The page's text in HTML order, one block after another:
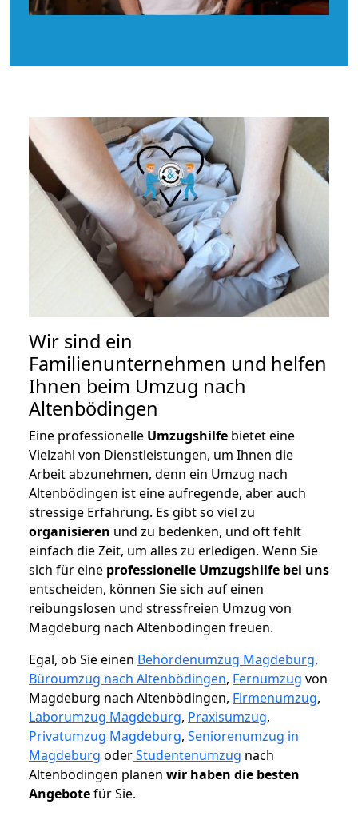
Wir sind ein
Familienunternehmen und helfen
Ihnen beim Umzug nach
Altenbödingen
Eine professionelle Umzugshilfe bietet eine
Vielzahl von Dienstleistungen, um Ihnen die
Arbeit abzunehmen, denn ein Umzug nach
Altenbödingen ist eine aufregende, aber auch
stressige Erfahrung. Es gibt so viel zu
organisieren und zu bedenken, und oft fehlt
einfach die Zeit, um alles zu erledigen. Wenn Sie
sich für eine professionelle Umzugshilfe bei uns
entscheiden, können Sie sich auf einen
reibungslosen und stressfreien Umzug von
Magdeburg nach Altenbödingen freuen.
Egal, ob Sie einen Behördenumzug Magdeburg,
Büroumzug nach Altenbödingen, Fernumzug von
Magdeburg nach Altenbödingen, Firmenumzug,
Laborumzug Magdeburg, Praxisumzug,
Privatumzug Magdeburg, Seniorenumzug in
Magdeburg oderStudentenumzug nach
Altenbödingen planen wir haben die besten
Angebotefür Sie.